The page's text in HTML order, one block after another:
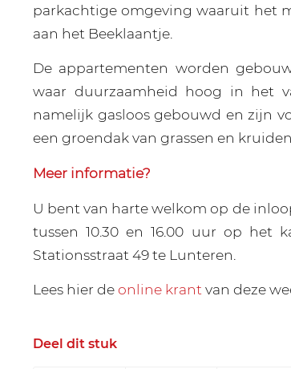
parkachtige omgeving waaruit het
aan het Beeklaantje.
De appartementen worden
waar duurzaamheid hoog in het
namelijk gasloos gebouwd en zijn
een groendak van grassen en
Meer informatie?
U bent van harte welkom op de
tussen 10.30 en 16.00 uur op het
Stationsstraat 49 te Lunteren.
Lees hier deonline krant van deze
Deel dit stuk